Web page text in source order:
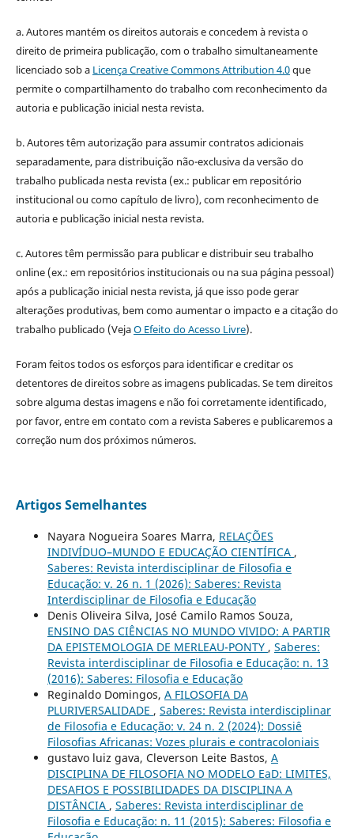
a. Autores mantém os direitos autorais e concedem à revista o
direito de primeira publicação, com o trabalho simultaneamente
licenciado sob a Licença Creative Commons Attribution 4.0que
permite o compartilhamento do trabalho com reconhecimento da
autoria e publicação inicial nesta revista.
b. Autores têm autorização para assumir contratos adicionais
separadamente, para distribuição não-exclusiva da versão do
trabalho publicada nesta revista (ex.: publicar em repositório
institucional ou como capítulo de livro), com reconhecimento de
autoria e publicação inicial nesta revista.
c. Autores têm permissão para publicar e distribuir seu trabalho
online (ex.: em repositórios institucionais ou na sua página pessoal)
após a publicação inicial nesta revista, já que isso pode gerar
alterações produtivas, bem como aumentar o impacto e a citação do
trabalho publicado (VejaO Efeito do Acesso Livre).
Foram feitos todos os esforços para identificar e creditar os
detentores de direitos sobre as imagens publicadas. Se tem direitos
sobre alguma destas imagens e não foi corretamente identificado,
por favor, entre em contato com a revista Saberes e publicaremos a
correção num dos próximos números.
Artigos Semelhantes
Nayara Nogueira Soares Marra, RELAÇÕES
INDIVÍDUO–MUNDO E EDUCAÇÃO CIENTÍFICA ,
Saberes: Revista interdisciplinar de Filosofia e
Educação: v. 26 n. 1 (2026): Saberes: Revista
Interdisciplinar de Filosofia e Educação
Denis Oliveira Silva, José Camilo Ramos Souza,
ENSINO DAS CIÊNCIAS NO MUNDO VIVIDO: A PARTIR
DA EPISTEMOLOGIA DE MERLEAU-PONTY , Saberes:
Revista interdisciplinar de Filosofia e Educação: n. 13
(2016): Saberes: Filosofia e Educação
Reginaldo Domingos, A FILOSOFIA DA
PLURIVERSALIDADE , Saberes: Revista interdisciplinar
de Filosofia e Educação: v. 24 n. 2 (2024): Dossiê
Filosofias Africanas: Vozes plurais e contracoloniais
gustavo luiz gava, Cleverson Leite Bastos, A
DISCIPLINA DE FILOSOFIA NO MODELO EaD: LIMITES,
DESAFIOS E POSSIBILIDADES DA DISCIPLINA A
DISTÂNCIA , Saberes: Revista interdisciplinar de
Filosofia e Educação: n. 11 (2015): Saberes: Filosofia e